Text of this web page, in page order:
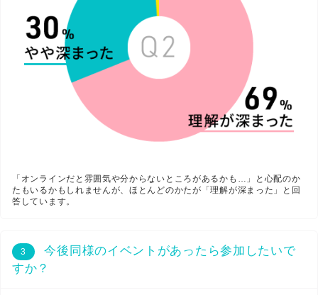
「オンラインだと雰囲気や分からないところがあるかも…」と心配のか
たもいるかもしれませんが、ほとんどのかたが「理解が深まった」と回
答しています。
3
今後同様のイベントがあったら参加したいで
すか？